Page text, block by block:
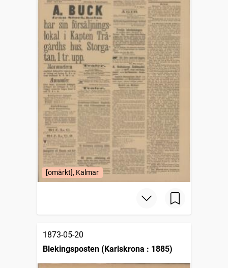
[omärkt], Kalmar
1873-05-20
Blekingsposten (Karlskrona : 1885)